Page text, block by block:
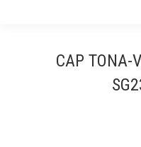
CAP TONA-